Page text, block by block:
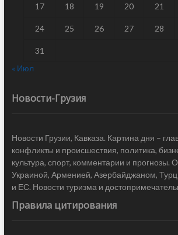
17 18 19 20 21
24 25 26 27 28
31
« Июл
Новости-Грузия
Новости Грузии, Кавказа. Картина дня –
конфликты и происшествия, политика,
культура, спорт, комментарии и прогнозы.
Украиной, Арменией, Азербайджаном,
и ЕС. Новости туризма и
Правила цитирования